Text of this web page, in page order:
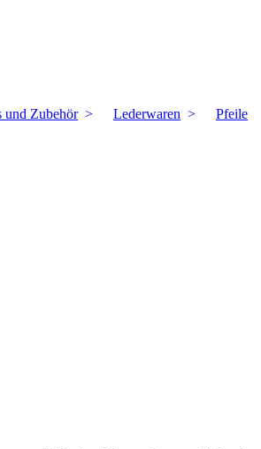
und Zubehör Lederwaren Pfeile